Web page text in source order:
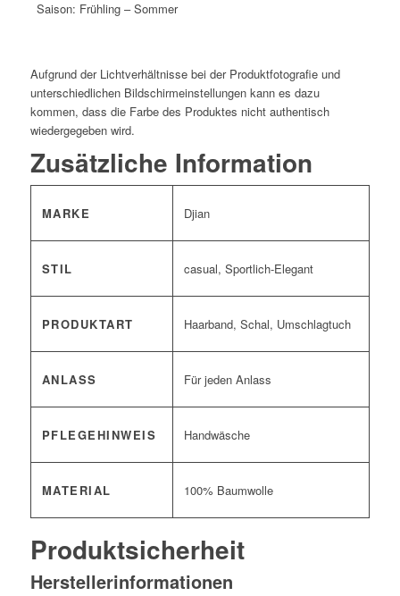
Saison: Frühling – Sommer
Aufgrund der Lichtverhältnisse bei der Produktfotografie und
unterschiedlichen Bildschirmeinstellungen kann es dazu
kommen, dass die Farbe des Produktes nicht authentisch
wiedergegeben wird.
Zusätzliche Information
MARKE Djian
STIL casual, Sportlich-Elegant
PRODUKTART Haarband, Schal, Umschlagtuch
ANLASS Für jeden Anlass
PFLEGEHINWEIS Handwäsche
MATERIAL 100% Baumwolle
Produktsicherheit
Herstellerinformationen